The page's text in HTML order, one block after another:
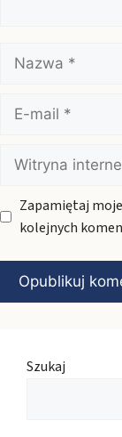
Nazwa
mail
Witryna
internetowa
Zapamiętaj
kolejnych
Szukaj